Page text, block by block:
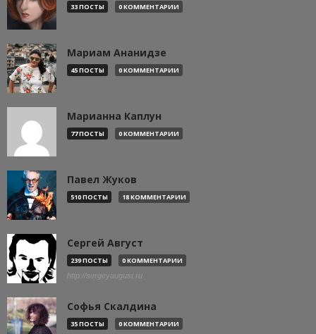
33 ПОСТЫ 0 КОММЕНТАРИИ
Мариам Ананидзе
45 ПОСТЫ 0 КОММЕНТАРИИ
Марианна Каплун
77 ПОСТЫ 0 КОММЕНТАРИИ
Павел Жуков
510 ПОСТЫ 18 КОММЕНТАРИИ
Сергей Август
239 ПОСТЫ 0 КОММЕНТАРИИ
http://sergeyaugust.ru
Софья Скалдина
35 ПОСТЫ 0 КОММЕНТАРИИ